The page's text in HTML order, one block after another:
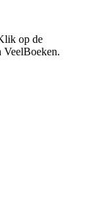
op de
VeelBoeken.